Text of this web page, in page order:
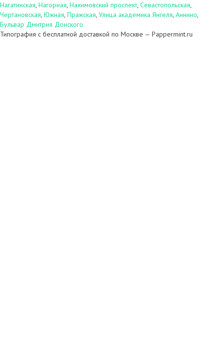
Нагатинская, Нагорная, Нахимовский проспект, Севастопольская,
Чертановская, Южная, Пражская, Улица академика Янгеля, Аннино,
Бульвар Дмитрия Донского
Типография с бесплатной доставкой по Москве — Pappermint.ru